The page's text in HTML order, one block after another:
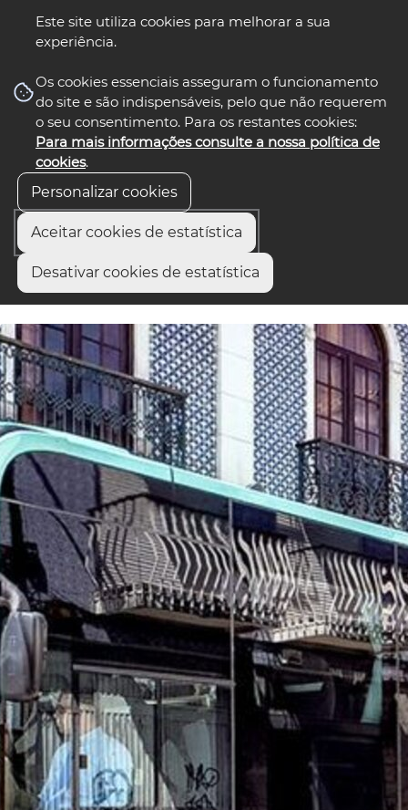
Este site utiliza cookies para melhorar a sua
experiência.
Os cookies essenciais asseguram o funcionamento
do site e são indispensáveis, pelo que não requerem
o seu consentimento. Para os restantes cookies:
Para mais informações consulte a nossa política de
cookies.
Personalizar cookies
Aceitar cookies de estatística
Desativar cookies de estatística
O portal oficial onde encontra informação, programas,
serviços públicos e iniciativas que promovem o
desenvolvimento e a cooperação na Região de Aveiro.